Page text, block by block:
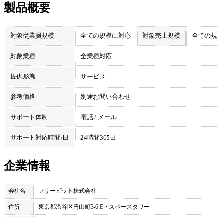
製品概要
対象従業員規模 全ての規模に対応 対象売上規模 全ての
対象業種 全業種対応
提供形態 サービス
参考価格 別途お問い合わせ
サポート体制 電話 / メール
サポート対応時間/日 24時間365日
企業情報
会社名 フリービット株式会社
住所 東京都渋谷区円山町3-6 E・スペースタワー